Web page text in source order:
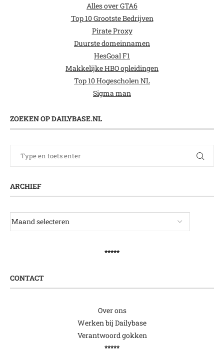
Alles over GTA6
Top 10 Grootste Bedrijven
Pirate Proxy
Duurste domeinnamen
HesGoal F1
Makkelijke HBO opleidingen
Top 10 Hogescholen NL
Sigma man
ZOEKEN OP DAILYBASE.NL
ARCHIEF
*****
CONTACT
Over ons
Werken bij Dailybase
Verantwoord gokken
*****